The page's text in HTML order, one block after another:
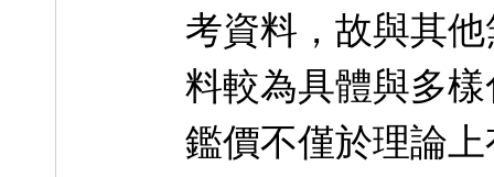
考資料，故與其
料較為具體與多
鑑價不僅於理論